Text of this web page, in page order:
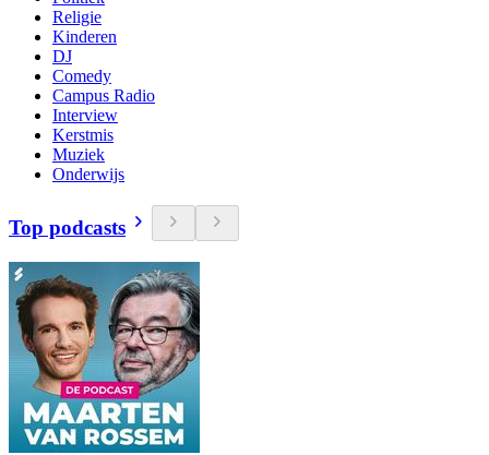
Religie
Kinderen
DJ
Comedy
Campus Radio
Interview
Kerstmis
Muziek
Onderwijs
Top podcasts